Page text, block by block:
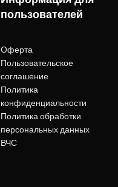
пользователей
Оферта
Пользовательское
соглашение
Политика
конфиденциальности
Политика обработки
персональных данных
ВЧС